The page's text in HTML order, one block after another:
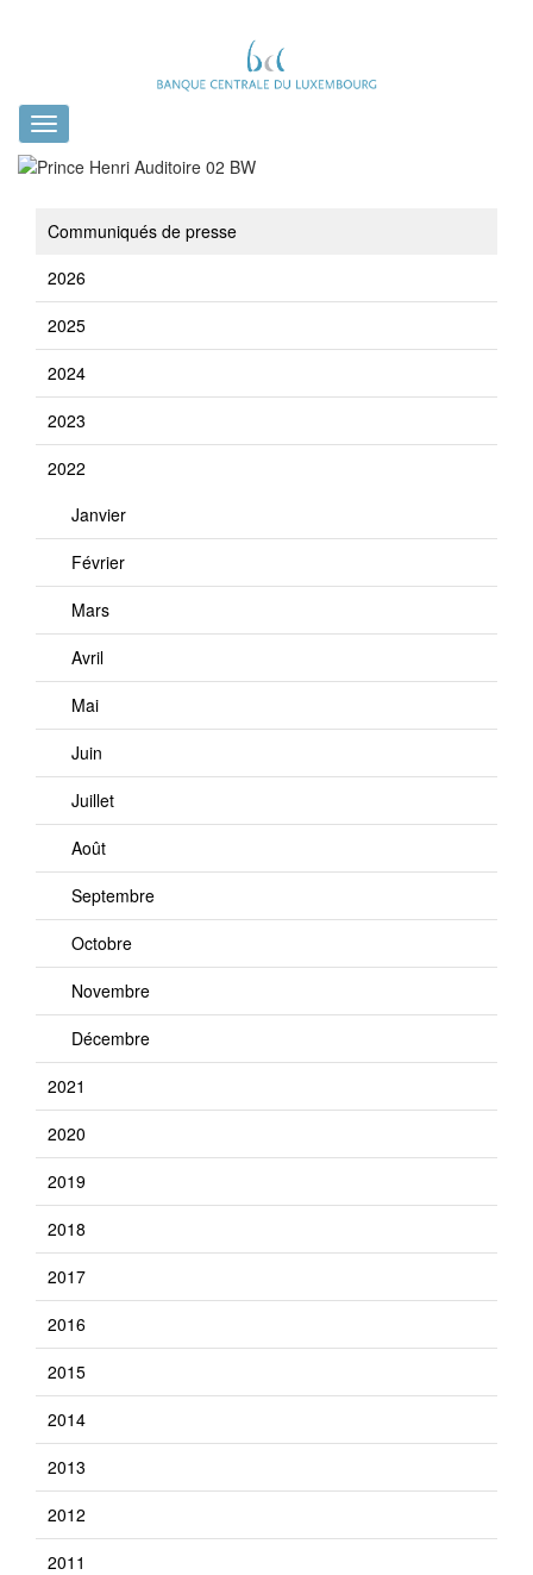
Toggle
navigation
Communiqués de presse
2026
2025
2024
2023
2022
Janvier
Février
Mars
Avril
Mai
Juin
Juillet
Août
Septembre
Octobre
Novembre
Décembre
2021
2020
2019
2018
2017
2016
2015
2014
2013
2012
2011